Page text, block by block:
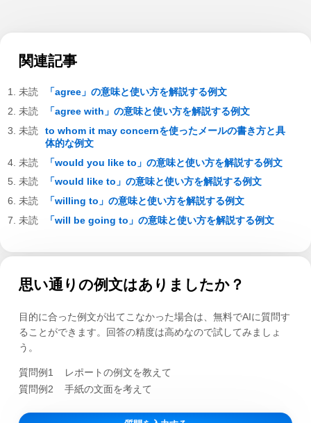
関連記事
「agree」の意味と使い方を解説する例文
「agree with」の意味と使い方を解説する例文
to whom it may concernを使ったメールの書き方と具
体的な例文
「would you like to」の意味と使い方を解説する例文
「would like to」の意味と使い方を解説する例文
「willing to」の意味と使い方を解説する例文
「will be going to」の意味と使い方を解説する例文
思い通りの例文はありましたか？
目的に合った例文が出てこなかった場合は、無料でAIに質問す
ることができます。回答の精度は高めなので試してみましょ
う。
質問例1
レポートの例文を教えて
質問例2
手紙の文面を考えて